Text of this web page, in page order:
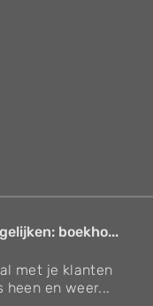
boekho...
met je klanten
heen en weer...